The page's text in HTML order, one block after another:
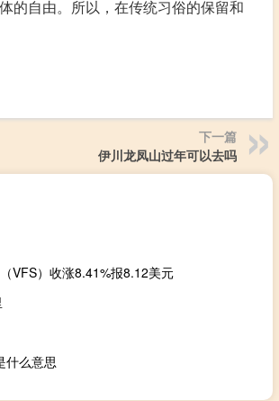
的自由。所以，在传统习俗的保留和
下一篇
伊川龙凤山过年可以去吗
VFS）收涨8.41%报8.12美元
什么意思